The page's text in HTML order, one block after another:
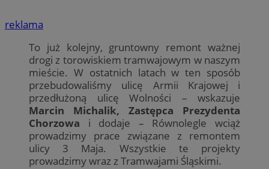
reklama
To już kolejny, gruntowny remont ważnej
drogi z torowiskiem tramwajowym w naszym
mieście. W ostatnich latach w ten sposób
przebudowaliśmy ulicę Armii Krajowej i
przedłużoną ulicę Wolności – wskazuje
Marcin Michalik, Zastępca Prezydenta
Chorzowa i dodaje – Równolegle wciąż
prowadzimy prace związane z remontem
ulicy 3 Maja. Wszystkie te projekty
prowadzimy wraz z Tramwajami Śląskimi.